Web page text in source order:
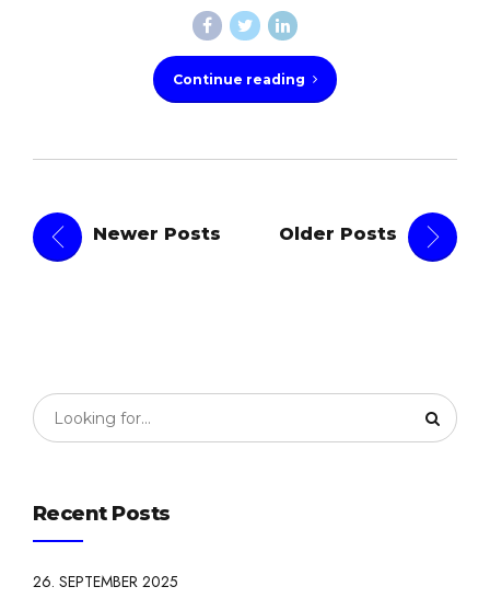
Continue reading
Newer Posts Older Posts
Recent Posts
26. SEPTEMBER 2025